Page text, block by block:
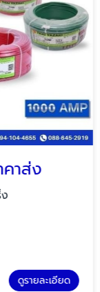
คาส่ง
ดูรายละเอียด